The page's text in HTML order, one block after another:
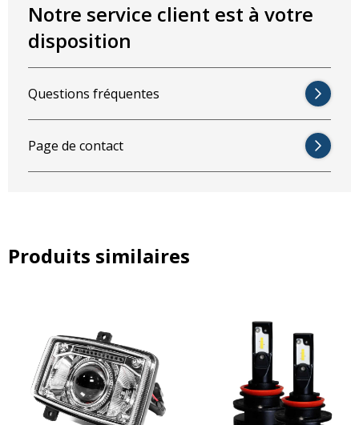
Notre service client est à votre
disposition
Questions fréquentes
Page de contact
Produits similaires